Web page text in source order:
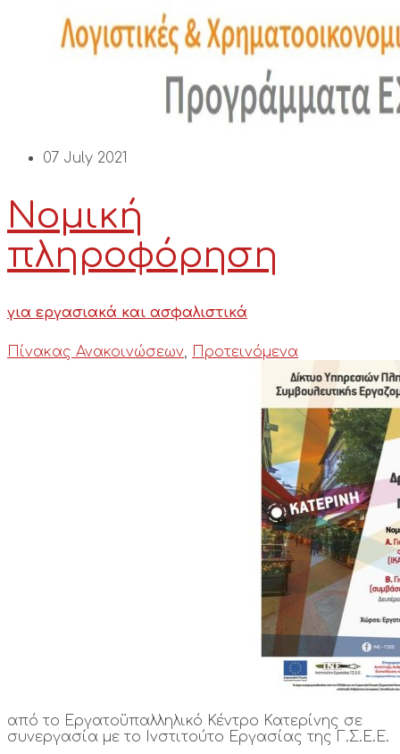
07 July 2021
Νομική
πληροφόρηση
για εργασιακά και ασφαλιστικά
Πίνακας Ανακοινώσεων, Προτεινόμενα
από το Εργατοϋπαλληλικό Κέντρο Κατερίνης σε
συνεργασία με το Ινστιτούτο Εργασίας της Γ.Σ.Ε.Ε.